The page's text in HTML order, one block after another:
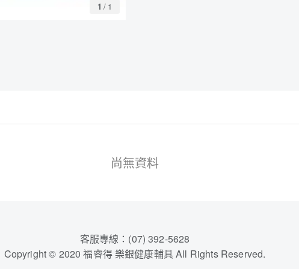
1 / 1
尚無資料
客服專線：(07) 392-5628
Copyright © 2020 福睿得 樂銀健康輔具 All Rights Reserved.